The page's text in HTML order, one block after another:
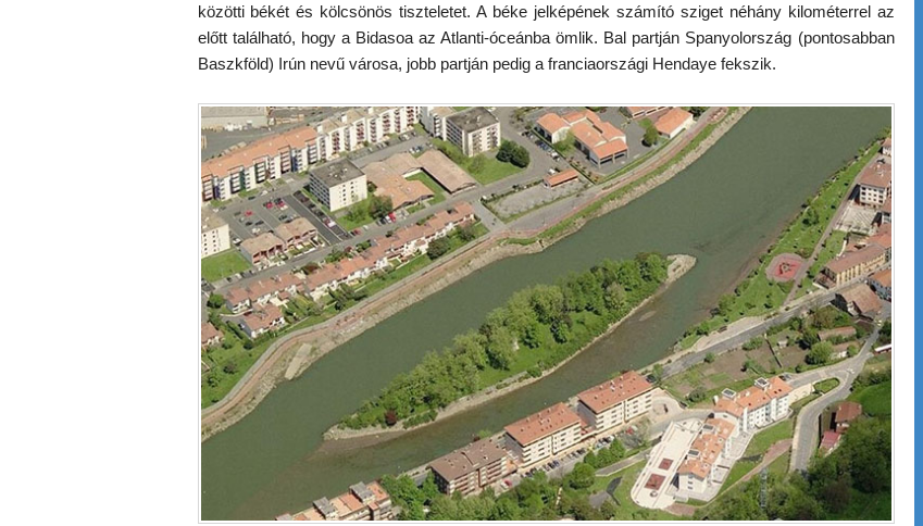
közötti békét és kölcsönös tiszteletet. A béke jelképének számító sziget néhány kilométerrel az
előtt található, hogy a Bidasoa az Atlanti-óceánba ömlik. Bal partján Spanyolország (pontosabban
Baszkföld) Irún nevű városa, jobb partján pedig a franciaországi Hendaye fekszik.